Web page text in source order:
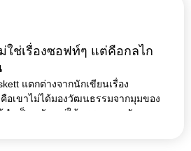
ใช่เรื่องซอฟท์ๆ แต่คือกลไก
แตกต่างจากนักเขียนเรื่อง
เขาไม่ได้มองวัฒนธรรมจากมุมของ
นำเป็นหลัก แต่ใช้ตรรกะแบบนัก